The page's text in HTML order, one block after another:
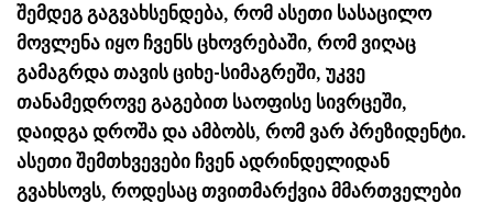
შემდეგ გაგვახსენდება, რომ ასეთი სასაცილო
მოვლენა იყო ჩვენს ცხოვრებაში, რომ ვიღაც
გამაგრდა თავის ციხე-სიმაგრეში, უკვე
თანამედროვე გაგებით საოფისე სივრცეში,
დაიდგა დროშა და ამბობს, რომ ვარ პრეზიდენტი.
ასეთი შემთხვევები ჩვენ ადრინდელიდან
გვახსოვს, როდესაც თვითმარქვია მმართველები